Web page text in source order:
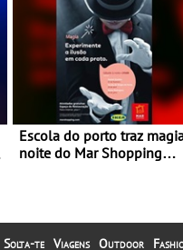
Escola do porto traz
noite do Mar Shopping
Solta-te Viagens Outdoor